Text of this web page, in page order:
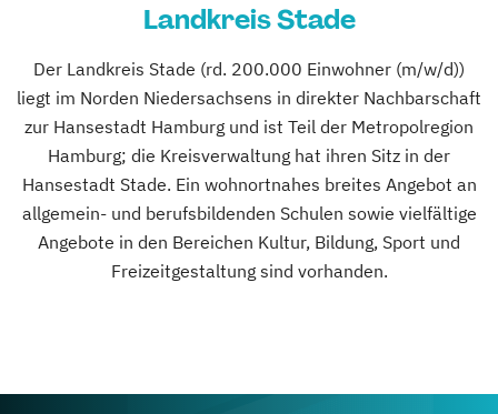
Landkreis Stade
Der Landkreis Stade (rd. 200.000 Einwohner (m/w/d))
liegt im Norden Niedersachsens in direkter Nachbarschaft
zur Hansestadt Hamburg und ist Teil der Metropolregion
Hamburg; die Kreisverwaltung hat ihren Sitz in der
Hansestadt Stade. Ein wohnortnahes breites Angebot an
allgemein- und berufsbildenden Schulen sowie vielfältige
Angebote in den Bereichen Kultur, Bildung, Sport und
Freizeitgestaltung sind vorhanden.